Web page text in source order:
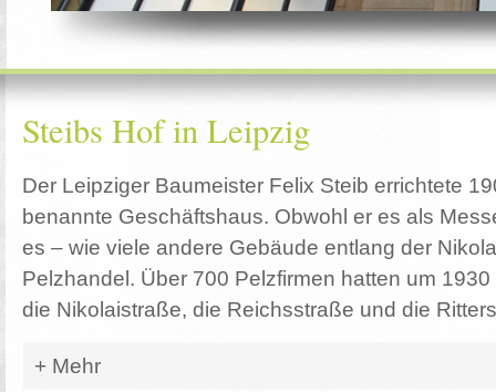
Steibs Hof in Leipzig
Der Leipziger Baumeister Felix Steib errichtete
benannte Geschäftshaus. Obwohl er es als
es – wie viele andere Gebäude entlang der
Pelzhandel. Über 700 Pelzfirmen hatten um
die Nikolaistraße, die Reichsstraße und die
Mehr